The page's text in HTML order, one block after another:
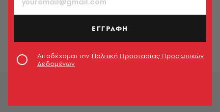
Πρέβεζα: Πρώην Δήμαρχος Πάργας
νεκρόςΕΓΓΡΑΦΗ
Αποδέχομαι την Πολιτική Προστασίας Προσωπικών
Δεδομένων